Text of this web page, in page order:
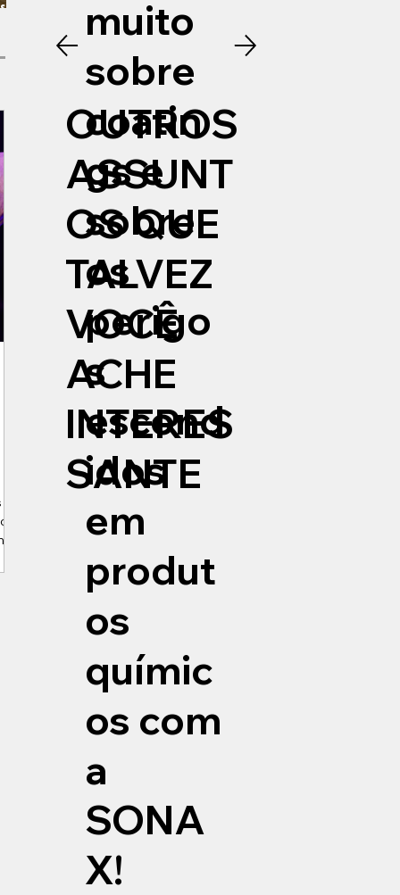
muito
sobre
coatin
gs e
sobre
os
perigo
s
escond
idos
em
produt
os
químic
os com
a
SONA
X!
OUTROS
ASSUNT
OS QUE
TALVEZ
VOCÊ
ACHE
INTERES
SANTE
e